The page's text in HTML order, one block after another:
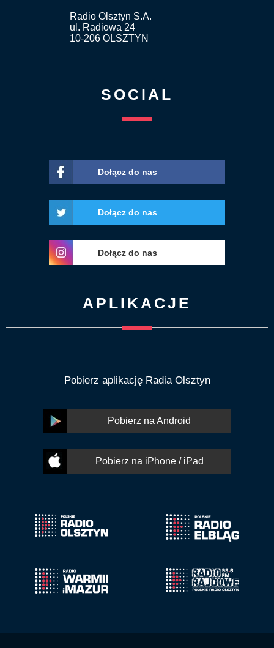
Radio Olsztyn S.A.
ul. Radiowa 24
10-206 OLSZTYN
SOCIAL
Dołącz do nas
Dołącz do nas
Dołącz do nas
APLIKACJE
Pobierz aplikację Radia Olsztyn
Pobierz na Android
Pobierz na iPhone / iPad